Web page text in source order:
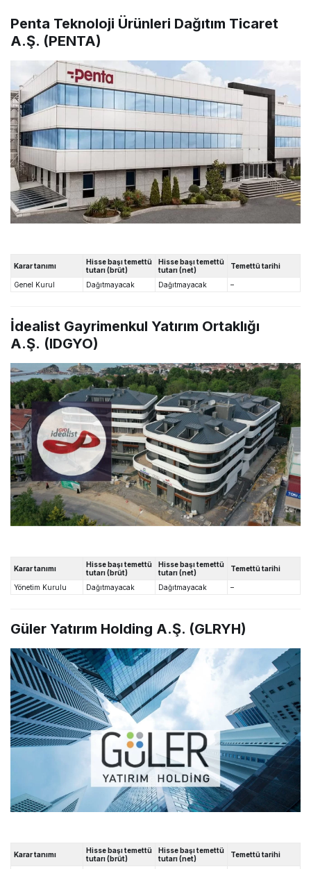
Penta Teknoloji Ürünleri Dağıtım Ticaret
A.Ş. (PENTA)
Karar tanımı
Hisse başı temettü
tutarı (brüt)
Hisse başı temettü
tutarı (net)
Temettü tarihi
Genel Kurul Dağıtmayacak Dağıtmayacak –
İdealist Gayrimenkul Yatırım Ortaklığı
A.Ş. (IDGYO)
Karar tanımı
Hisse başı temettü
tutarı (brüt)
Hisse başı temettü
tutarı (net)
Temettü tarihi
Yönetim Kurulu Dağıtmayacak Dağıtmayacak –
Güler Yatırım Holding A.Ş. (GLRYH)
Karar tanımı
Hisse başı temettü
tutarı (brüt)
Hisse başı temettü
tutarı (net)
Temettü tarihi